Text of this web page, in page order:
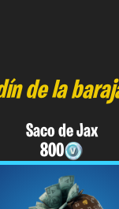
de la
Saco de Jax
800